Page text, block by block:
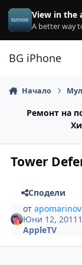
Премини към
View in the
A better way
BG iPhone
Начало
Ремонт на
Tower
Сподели
отapomarinov
Юни 12, 2011
AppleTV